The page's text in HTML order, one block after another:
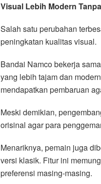
Visual Lebih Modern
Salah satu perubahan
peningkatan kualitas visual.
Bandai Namco bekerja
yang lebih tajam dan
mendapatkan pembaruan
Meski demikian,
orisinal agar para
Menariknya, pemain juga
versi klasik. Fitur ini
preferensi masing-masing.